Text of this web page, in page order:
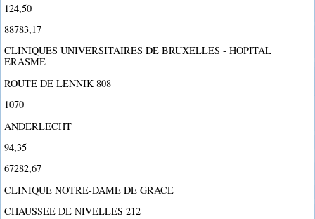
124,50
88783,17
CLINIQUES UNIVERSITAIRES DE BRUXELLES - HOPITAL
ERASME
ROUTE DE LENNIK 808
1070
ANDERLECHT
94,35
67282,67
CLINIQUE NOTRE-DAME DE GRACE
CHAUSSEE DE NIVELLES 212